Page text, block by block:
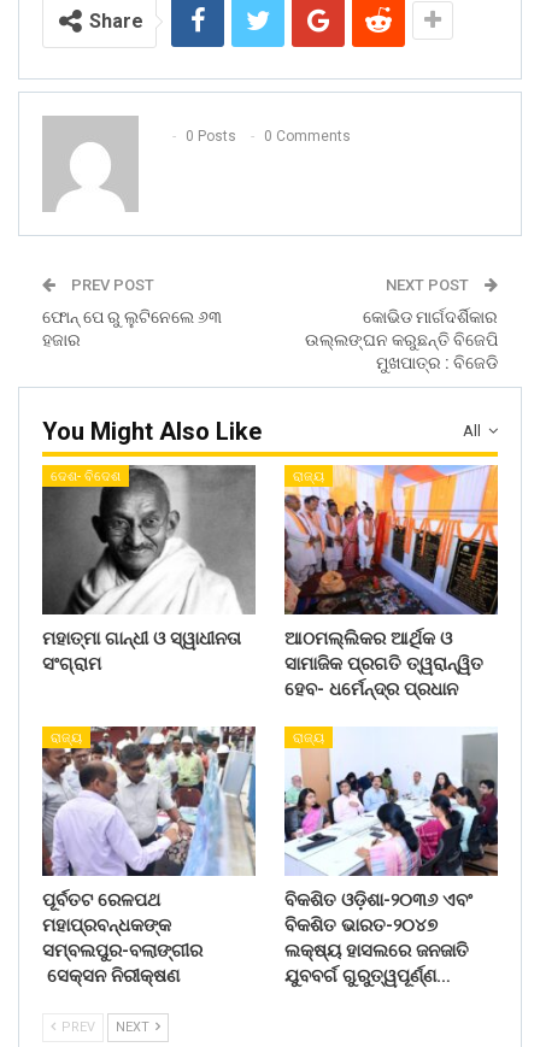
Share
0 Posts 0 Comments
PREV POST
ଫୋନ୍ ପେ ରୁ ଲୁଟିନେଲେ ୬୩
ହଜାର
NEXT POST
କୋଭିଡ ମାର୍ଗଦର୍ଶିକାର
ଉଲ୍ଲଙ୍ଘନ କରୁଛନ୍ତି ବିଜେପି
ମୁଖପାତ୍ର : ବିଜେଡି
All
You Might Also Like
ଦେଶ- ବିଦେଶ
ମହାତ୍ମା ଗାନ୍ଧୀ ଓ ସ୍ୱାଧୀନତା
ସଂଗ୍ରାମ
ରାଜ୍ୟ
ଆଠମଲ୍ଲିକର ଆର୍ଥିକ ଓ
ସାମାଜିକ ପ୍ରଗତି ତ୍ୱରାନ୍ୱିତ
ହେବ- ଧର୍ମେନ୍ଦ୍ର ପ୍ରଧାନ
ରାଜ୍ୟ
ପୂର୍ବତଟ ରେଳପଥ
ମହାପ୍ରବନ୍ଧକଙ୍କ
ସମ୍ବଲପୁର-ବଲାଙ୍ଗୀର
ସେକ୍ସନ ନିରୀକ୍ଷଣ
ରାଜ୍ୟ
ବିକଶିତ ଓଡ଼ିଶା-୨୦୩୬ ଏବଂ
ବିକଶିତ ଭାରତ-୨୦୪୭
ଲକ୍ଷ୍ୟ ହାସଲରେ ଜନଜାତି
ଯୁବବର୍ଗ ଗୁରୁତ୍ୱପୂର୍ଣ୍ଣ…
PREV NEXT